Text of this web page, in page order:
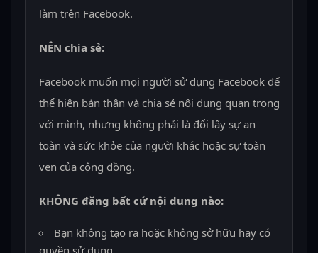
làm trên Facebook.
NÊN chia sẻ:
Facebook muốn mọi người sử dụng Facebook để
thể hiện bản thân và chia sẻ nội dung quan trọng
với mình, nhưng không phải là đổi lấy sự an
toàn và sức khỏe của người khác hoặc sự toàn
vẹn của cộng đồng.
KHÔNG đăng bất cứ nội dung nào:
Bạn không tạo ra hoặc không sở hữu hay có
quyền sử dụng.